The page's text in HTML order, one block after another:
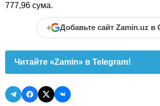
777,96 сума.
+ Добавьте сайт Zamin.uz в
Читайте «Zamin» в Telegram!